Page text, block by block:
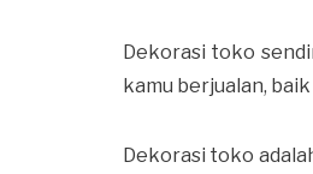
Dekorasi toko
kamu berjualan,
Dekorasi toko